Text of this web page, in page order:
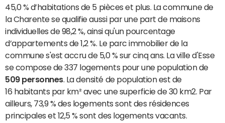
45,0 % d’habitations de 5 pièces et plus. La commune de
la Charente se qualifie aussi par une part de maisons
individuelles de 98,2 %, ainsi qu'un pourcentage
d’appartements de 1,2 %. Le parc immobilier de la
commune s'est accru de 5,0 % sur cinq ans. La ville d'Esse
se compose de 337 logements pour une population de
509 personnes. La densité de population est de
16 habitants par km² avec une superficie de 30 km2. Par
ailleurs, 73,9 % des logements sont des résidences
principales et 12,5 % sont des logements vacants.